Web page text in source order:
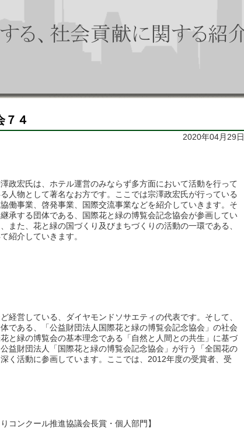
７４
2020年04月29日
政宏氏は、ホテル運営のみならず多方面において活動を行って
人物として著名なお方です。ここでは宗澤政宏氏が行っている
働事業、啓発事業、国際交流事業などを紹介していきます。そ
承する団体である、国際花と緑の博覧会記念協会が参画してい
また、花と緑の国づくり及びまちづくりの活動の一環である、
紹介していきます。
経営している、ダイヤモンドソサエティの代表です。そして、
である、「公益財団法人国際花と緑の博覧会記念協会」の社会
と緑の博覧会の基本理念である「自然と人間との共生」に基づ
益財団法人「国際花と緑の博覧会記念協会」が行う「全国花の
く活動に参画しています。ここでは、2012年度の受賞者、受
コンクール推進協議会長賞・個人部門】